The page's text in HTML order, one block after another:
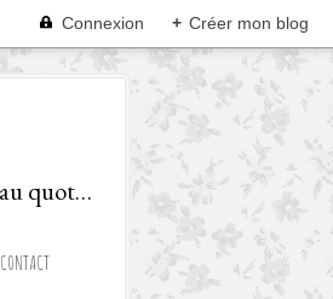
Connexion + Créer mon blog
Le blog d'une Diététicienne Gourmande, ravie de partager recettes et astuces pour cuisiner varié et équilibré au quotidien!
CONTACT